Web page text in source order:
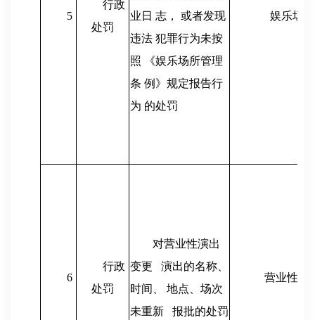
5
行政
处罚
业日 志， 或者发现
违法 犯罪行为未按
照 《娱乐场所管理
条 例》规定报告行
为 的处罚
娱乐场所
6
行政
处罚
对营业性演出
变更
演出的名称、
时间、 地点、场次
未重新
报批的处罚
营业性演